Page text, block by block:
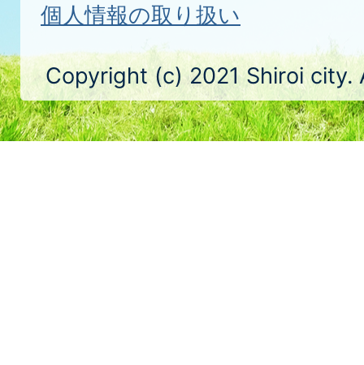
個人情報の取り扱い
Copyright (c) 2021 Shiroi city.